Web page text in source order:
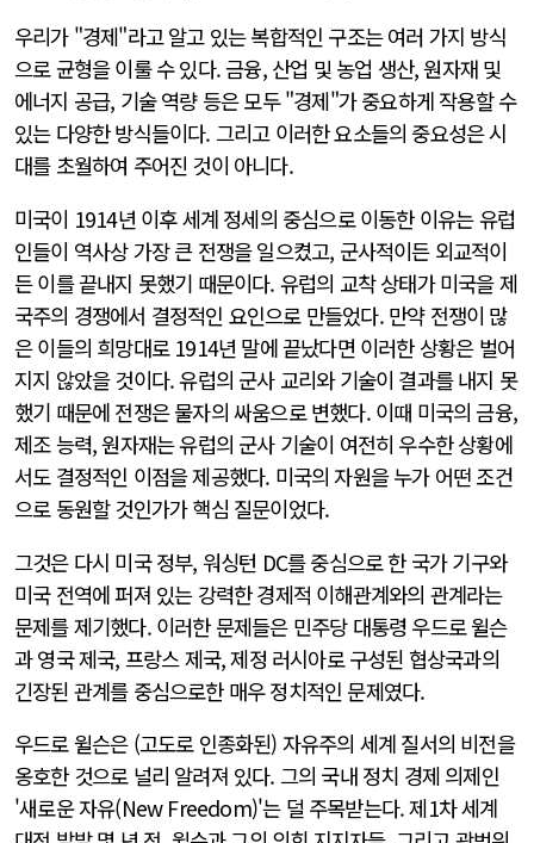
우리가 "경제"라고 알고 있는 복합적인 구조는 여러 가지 방식
으로 균형을 이룰 수 있다. 금융, 산업 및 농업 생산, 원자재 및
에너지 공급, 기술 역량 등은 모두 "경제"가 중요하게 작용할 수
있는 다양한 방식들이다. 그리고 이러한 요소들의 중요성은 시
대를 초월하여 주어진 것이 아니다.
미국이 1914년 이후 세계 정세의 중심으로 이동한 이유는 유럽
인들이 역사상 가장 큰 전쟁을 일으켰고, 군사적이든 외교적이
든 이를 끝내지 못했기 때문이다. 유럽의 교착 상태가 미국을 제
국주의 경쟁에서 결정적인 요인으로 만들었다. 만약 전쟁이 많
은 이들의 희망대로 1914년 말에 끝났다면 이러한 상황은 벌어
지지 않았을 것이다. 유럽의 군사 교리와 기술이 결과를 내지 못
했기 때문에 전쟁은 물자의 싸움으로 변했다. 이때 미국의 금융,
제조 능력, 원자재는 유럽의 군사 기술이 여전히 우수한 상황에
서도 결정적인 이점을 제공했다. 미국의 자원을 누가 어떤 조건
으로 동원할 것인가가 핵심 질문이었다.
그것은 다시 미국 정부, 워싱턴 DC를 중심으로 한 국가 기구와
미국 전역에 퍼져 있는 강력한 경제적 이해관계와의 관계라는
문제를 제기했다. 이러한 문제들은 민주당 대통령 우드로 윌슨
과 영국 제국, 프랑스 제국, 제정 러시아로 구성된 협상국과의
긴장된 관계를 중심으로한 매우 정치적인 문제였다.
우드로 윌슨은 (고도로 인종화된) 자유주의 세계 질서의 비전을
옹호한 것으로 널리 알려져 있다. 그의 국내 정치 경제 의제인
'새로운 자유(New Freedom)'는 덜 주목받는다. 제1차 세계